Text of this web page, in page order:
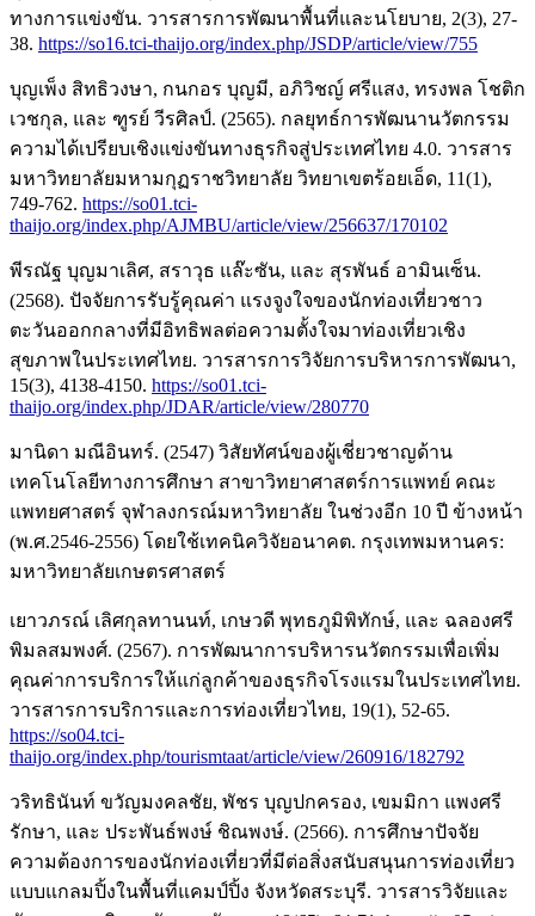
ทางการแข่งขัน. วารสารการพัฒนาพื้นที่และนโยบาย, 2(3), 27-
38. https://so16.tci-thaijo.org/index.php/JSDP/article/view/755
บุญเพ็ง สิทธิวงษา, กนกอร บุญมี, อภิวิชญ์ ศรีแสง, ทรงพล โชติก
เวชกุล, และ ฑูรย์ วีรศิลป์. (2565). กลยุทธ์การพัฒนานวัตกรรม
ความได้เปรียบเชิงแข่งขันทางธุรกิจสู่ประเทศไทย 4.0. วารสาร
มหาวิทยาลัยมหามกุฏราชวิทยาลัย วิทยาเขตร้อยเอ็ด, 11(1),
749-762. https://so01.tci-
thaijo.org/index.php/AJMBU/article/view/256637/170102
พีรณัฐ บุญมาเลิศ, สราวุธ แล๊ะซัน, และ สุรพันธ์ อามินเซ็น.
(2568). ปัจจัยการรับรู้คุณค่า แรงจูงใจของนักท่องเที่ยวชาว
ตะวันออกกลางที่มีอิทธิพลต่อความตั้งใจมาท่องเที่ยวเชิง
สุขภาพในประเทศไทย. วารสารการวิจัยการบริหารการพัฒนา,
15(3), 4138-4150. https://so01.tci-
thaijo.org/index.php/JDAR/article/view/280770
มานิดา มณีอินทร์. (2547) วิสัยทัศน์ของผู้เชี่ยวชาญด้าน
เทคโนโลยีทางการศึกษา สาขาวิทยาศาสตร์การแพทย์ คณะ
แพทยศาสตร์ จุฬาลงกรณ์มหาวิทยาลัย ในช่วงอีก 10 ปี ข้างหน้า
(พ.ศ.2546-2556) โดยใช้เทคนิควิจัยอนาคต. กรุงเทพมหานคร:
มหาวิทยาลัยเกษตรศาสตร์
เยาวภรณ์ เลิศกุลทานนท์, เกษวดี พุทธภูมิพิทักษ์, และ ฉลองศรี
พิมลสมพงศ์. (2567). การพัฒนาการบริหารนวัตกรรมเพื่อเพิ่ม
คุณค่าการบริการให้แก่ลูกค้าของธุรกิจโรงแรมในประเทศไทย.
วารสารการบริการและการท่องเที่ยวไทย, 19(1), 52-65.
https://so04.tci-
thaijo.org/index.php/tourismtaat/article/view/260916/182792
วริทธินันท์ ขวัญมงคลชัย, พัชร บุญปกครอง, เขมมิกา แพงศรี
รักษา, และ ประพันธ์พงษ์ ชิณพงษ์. (2566). การศึกษาปัจจัย
ความต้องการของนักท่องเที่ยวที่มีต่อสิ่งสนับสนุนการท่องเที่ยว
แบบแกลมปิ้งในพื้นที่แคมป์ปิ้ง จังหวัดสระบุรี. วารสารวิจัยและ